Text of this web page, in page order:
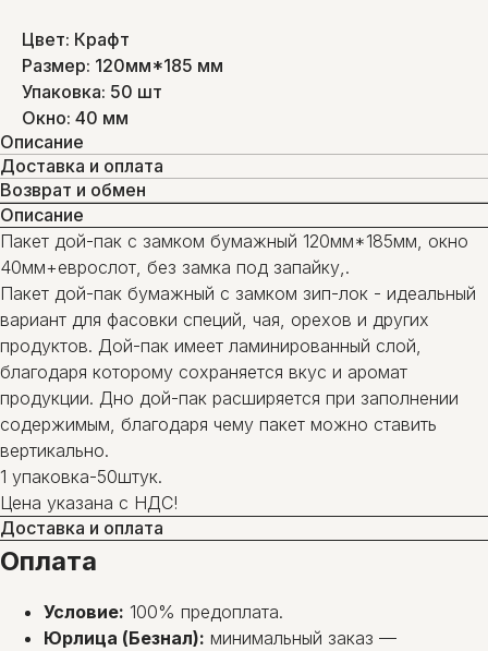
Цвет: Крафт
Размер: 120мм*185 мм
Упаковка: 50 шт
Окно: 40 мм
Описание
Доставка и оплата
Возврат и обмен
Описание
Пакет дой-пак с замком бумажный 120мм*185мм, окно
40мм+еврослот, без замка под запайку,.
Пакет дой-пак бумажный с замком зип-лок - идеальный
вариант для фасовки специй, чая, орехов и других
продуктов. Дой-пак имеет ламинированный слой,
благодаря которому сохраняется вкус и аромат
продукции. Дно дой-пак расширяется при заполнении
содержимым, благодаря чему пакет можно ставить
вертикально.
1 упаковка-50штук.
Цена указана с НДС!
Доставка и оплата
Оплата
Условие: 100% предоплата.
Юрлица (Безнал): минимальный заказ —